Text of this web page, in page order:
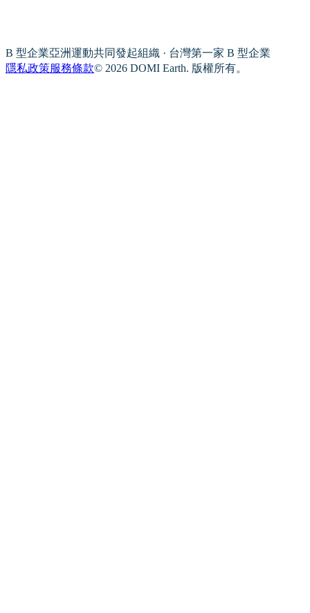
B 型企業亞洲運動共同發起組織 · 台灣第一家 B 型企業
隱私政策服務條款© 2026 DOMI Earth. 版權所有。